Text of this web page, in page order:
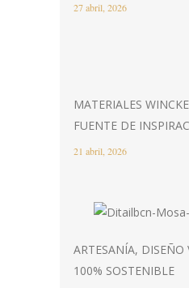
27 abril, 2026
MATERIALES
FUENTE DE
21 abril, 2026
ARTESANÍA, DISEÑO
100% SOSTENIBLE